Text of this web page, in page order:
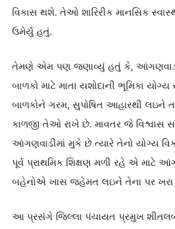
વિકાસ થશે. તેઓ શારિરીક માનસિક
ઉમેર્યુ હતું.
તેમણે એમ પણ જણાવ્યું હતું કે, આંગણવાડી
બાળકો માટે માતા યશોદાની ભૂમિકા યોગ્ય
બાળકોને ગરમ, સુપોષિત આહારથી લઇને
કાળજી તેઓ રાખે છે. માવતર જે વિશ્વાસ
આંગણવાડીમાં મુકે છે ત્યારે તેનો યોગ્ય
પૂર્વ પ્રાથમિક શિક્ષણ મળી રહે એ માટે
બહેનોએ ખાસ જહેમત લઇને તેના પર ખરા
આ પ્રસંગે જિલ્લા પંચાયત પ્રમુખ